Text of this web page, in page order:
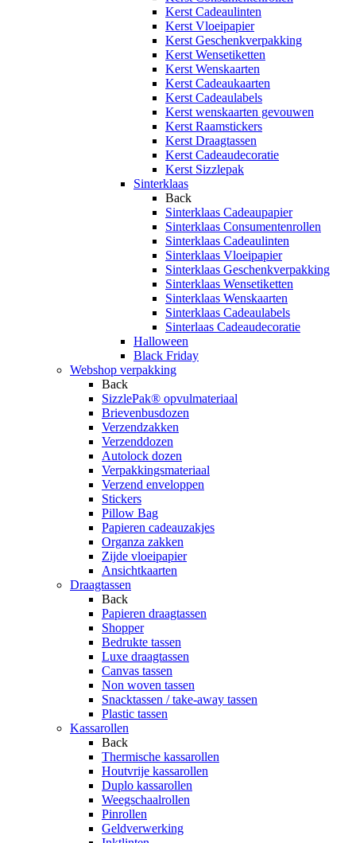
Kerst Cadeaulinten
Kerst Vloeipapier
Kerst Geschenkverpakking
Kerst Wensetiketten
Kerst Wenskaarten
Kerst Cadeaukaarten
Kerst Cadeaulabels
Kerst wenskaarten gevouwen
Kerst Raamstickers
Kerst Draagtassen
Kerst Cadeaudecoratie
Kerst Sizzlepak
Sinterklaas
Back
Sinterklaas Cadeaupapier
Sinterklaas Consumentenrollen
Sinterklaas Cadeaulinten
Sinterklaas Vloeipapier
Sinterklaas Geschenkverpakking
Sinterklaas Wensetiketten
Sinterklaas Wenskaarten
Sinterklaas Cadeaulabels
Sinterlaas Cadeaudecoratie
Halloween
Black Friday
Webshop verpakking
Back
SizzlePak® opvulmateriaal
Brievenbusdozen
Verzendzakken
Verzenddozen
Autolock dozen
Verpakkingsmateriaal
Verzend enveloppen
Stickers
Pillow Bag
Papieren cadeauzakjes
Organza zakken
Zijde vloeipapier
Ansichtkaarten
Draagtassen
Back
Papieren draagtassen
Shopper
Bedrukte tassen
Luxe draagtassen
Canvas tassen
Non woven tassen
Snacktassen / take-away tassen
Plastic tassen
Kassarollen
Back
Thermische kassarollen
Houtvrije kassarollen
Duplo kassarollen
Weegschaalrollen
Pinrollen
Geldverwerking